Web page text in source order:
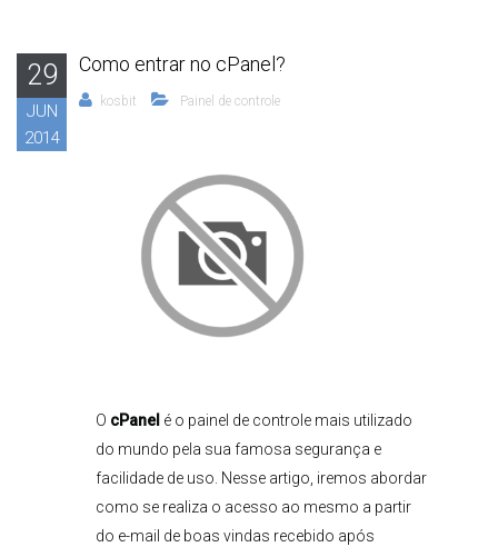
29
JUN
2014
Como entrar no cPanel?
kosbit Painel de controle
O cPanel é o painel de controle mais utilizado
do mundo pela sua famosa segurança e
facilidade de uso. Nesse artigo, iremos abordar
como se realiza o acesso ao mesmo a partir
do e-mail de boas vindas recebido após